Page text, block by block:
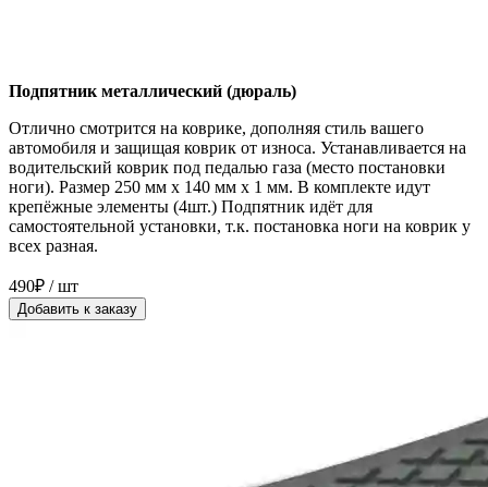
Подпятник металлический (дюраль)
Отлично смотрится на коврике, дополняя стиль вашего
автомобиля и защищая коврик от износа. Устанавливается на
водительский коврик под педалью газа (место постановки
ноги). Размер 250 мм x 140 мм x 1 мм. В комплекте идут
крепёжные элементы (4шт.) Подпятник идёт для
самостоятельной установки, т.к. постановка ноги на коврик у
всех разная.
490₽ / шт
Добавить к заказу